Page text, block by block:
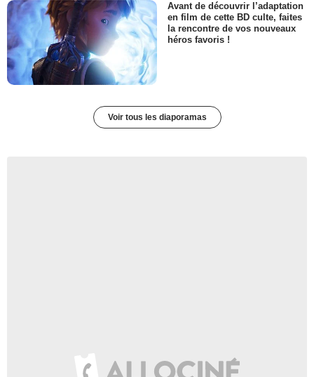
Avant de découvrir l’adaptation
en film de cette BD culte, faites
la rencontre de vos nouveaux
héros favoris !
Voir tous les diaporamas